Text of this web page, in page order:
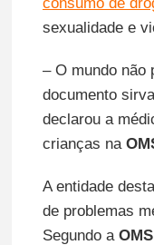
sexualidade e
– O mundo não
documento
declarou a
crianças na
A entidade
de problemas
Segundo a OMS